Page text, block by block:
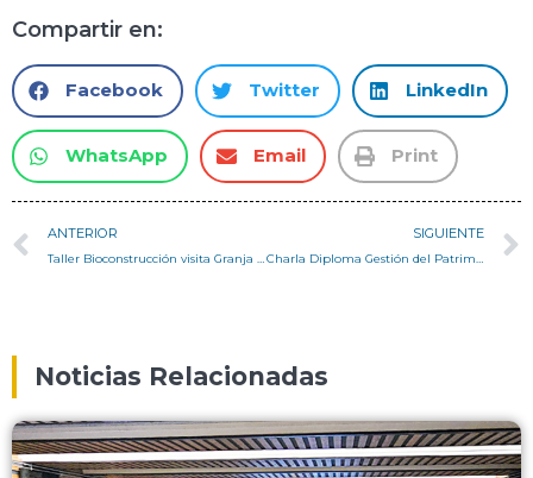
Compartir en:
Facebook Twitter LinkedIn
WhatsApp Email Print
ANTERIOR SIGUIENTE
Noticias Relacionadas